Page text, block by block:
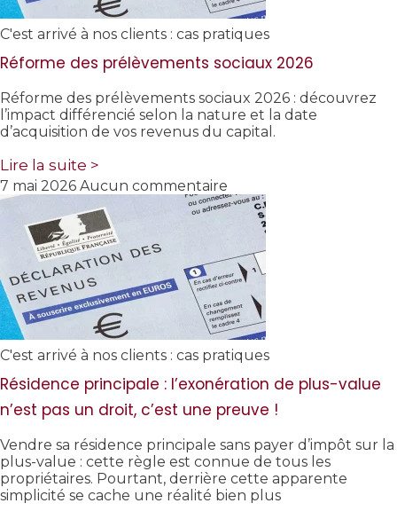
C'est arrivé à nos clients : cas pratiques
Réforme des prélèvements sociaux 2026
Réforme des prélèvements sociaux 2026 : découvrez
l’impact différencié selon la nature et la date
d’acquisition de vos revenus du capital.
Lire la suite >
7 mai 2026 Aucun commentaire
C'est arrivé à nos clients : cas pratiques
Résidence principale : l’exonération de plus-value
n’est pas un droit, c’est une preuve !
Vendre sa résidence principale sans payer d’impôt sur la
plus-value : cette règle est connue de tous les
propriétaires. Pourtant, derrière cette apparente
simplicité se cache une réalité bien plus